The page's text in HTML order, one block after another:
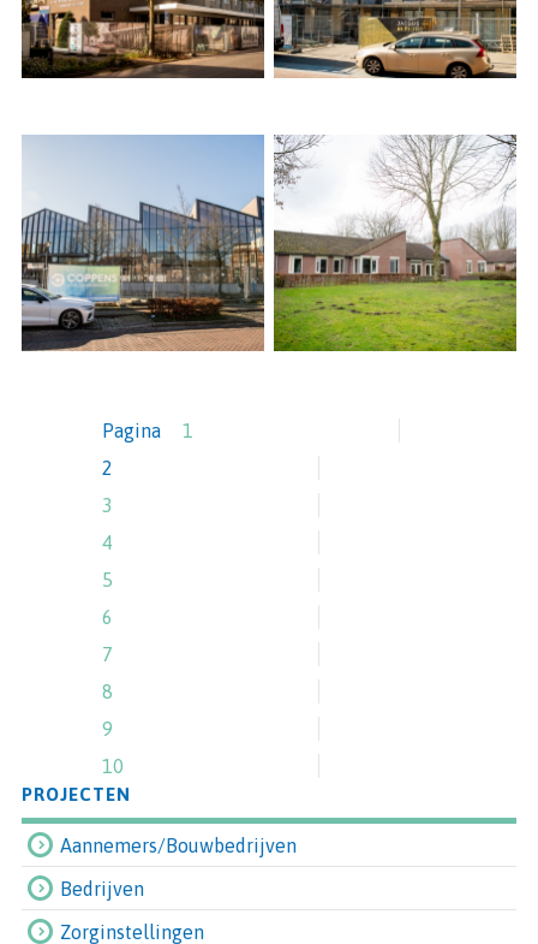
Pagina
1
2
3
4
5
6
7
8
9
10
PROJECTEN
Aannemers/Bouwbedrijven
Bedrijven
Zorginstellingen